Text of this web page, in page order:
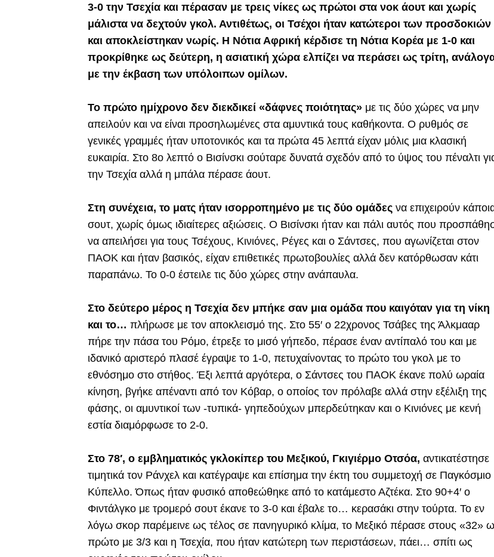
3-0 την Τσεχία και πέρασαν με τρεις νίκες ως πρώτοι στα νοκ άουτ και χωρίς
μάλιστα να δεχτούν γκολ. Αντιθέτως, οι Τσέχοι ήταν κατώτεροι των προσδοκιών
και αποκλείστηκαν νωρίς. Η Νότια Αφρική κέρδισε τη Νότια Κορέα με 1-0 και
προκρίθηκε ως δεύτερη, η ασιατική χώρα ελπίζει να περάσει ως τρίτη,
με την έκβαση των υπόλοιπων ομίλων.
Το πρώτο ημίχρονο δεν διεκδικεί «δάφνες ποιότητας» με τις δύο χώρες να μην
απειλούν και να είναι προσηλωμένες στα αμυντικά τους καθήκοντα. Ο ρυθμός σε
γενικές γραμμές ήταν υποτονικός και τα πρώτα 45 λεπτά είχαν μόλις μια κλασική
ευκαιρία. Στο 8ο λεπτό ο Βισίνσκι σούταρε δυνατά σχεδόν από το ύψος του πέναλτι
την Τσεχία αλλά η μπάλα πέρασε άουτ.
Στη συνέχεια, το ματς ήταν ισορροπημένο με τις δύο ομάδες να επιχειρούν
σουτ, χωρίς όμως ιδιαίτερες αξιώσεις. Ο Βισίνσκι ήταν και πάλι αυτός που
να απειλήσει για τους Τσέχους, Κινιόνες, Ρέγες και ο Σάντσες, που αγωνίζεται στον
ΠΑΟΚ και ήταν βασικός, είχαν επιθετικές πρωτοβουλίες αλλά δεν κατόρθωσαν κάτι
παραπάνω. Το 0-0 έστειλε τις δύο χώρες στην ανάπαυλα.
Στο δεύτερο μέρος η Τσεχία δεν μπήκε σαν μια ομάδα που καιγόταν για τη νίκη
και το… πλήρωσε με τον αποκλεισμό της. Στο 55′ ο 22χρονος Τσάβες της Άλκμααρ
πήρε την πάσα του Ρόμο, έτρεξε το μισό γήπεδο, πέρασε έναν αντίπαλό του και με
ιδανικό αριστερό πλασέ έγραψε το 1-0, πετυχαίνοντας το πρώτο του γκολ με το
εθνόσημο στο στήθος. Έξι λεπτά αργότερα, ο Σάντσες του ΠΑΟΚ έκανε πολύ ωραία
κίνηση, βγήκε απέναντι από τον Κόβαρ, ο οποίος τον πρόλαβε αλλά στην εξέλιξη της
φάσης, οι αμυντικοί των -τυπικά- γηπεδούχων μπερδεύτηκαν και ο Κινιόνες με κενή
εστία διαμόρφωσε το 2-0.
Στο 78′, ο εμβληματικός γκλοκίπερ του Μεξικού, Γκιγιέρμο Οτσόα, αντικατέστησε
τιμητικά τον Ράνχελ και κατέγραψε και επίσημα την έκτη του συμμετοχή σε Παγκόσμιο
Κύπελλο. Όπως ήταν φυσικό αποθεώθηκε από το κατάμεστο Αζτέκα. Στο 90+4′ ο
Φιντάλγκο με τρομερό σουτ έκανε το 3-0 και έβαλε το… κερασάκι στην τούρτα. Το εν
λόγω σκορ παρέμεινε ως τέλος σε πανηγυρικό κλίμα, το Μεξικό πέρασε στους «32»
πρώτο με 3/3 και η Τσεχία, που ήταν κατώτερη των περιστάσεων, πάει… σπίτι ως